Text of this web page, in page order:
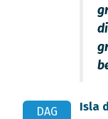
DAG
Isla